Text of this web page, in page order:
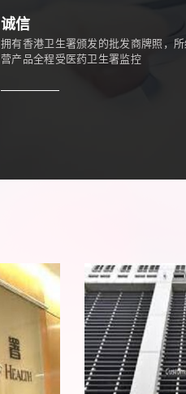
诚信
拥有香港卫生署颁发的批发商牌照，
营产品全程受医药卫生署监控